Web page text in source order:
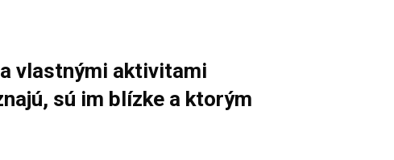
vlastnými aktivitami
sú im blízke a ktorým